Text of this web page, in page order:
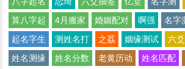
算八字起
4月搬家 婚姻配对 啊强 名字
起名字生
测姓名打 之荔 姻缘测试 六
姓名测缘
姓名分数 老黄历动 姓名匹配